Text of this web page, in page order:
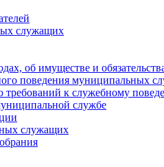
служащих
об имуществе и
поведения муниципальных
к служебному
службе
служащих